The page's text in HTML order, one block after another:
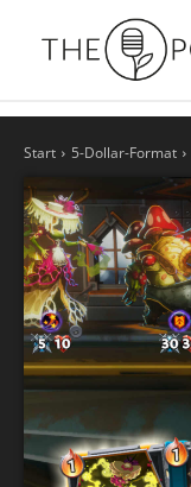
Start 5-Dollar-Format